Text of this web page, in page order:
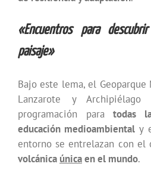
«Encuentros para
paisaje»
Bajo este lema, el Geoparque
Lanzarote y
programación paratodas
educación medioambiental y
entorno se entrelazan con el
volcánica únicaen el mundo.